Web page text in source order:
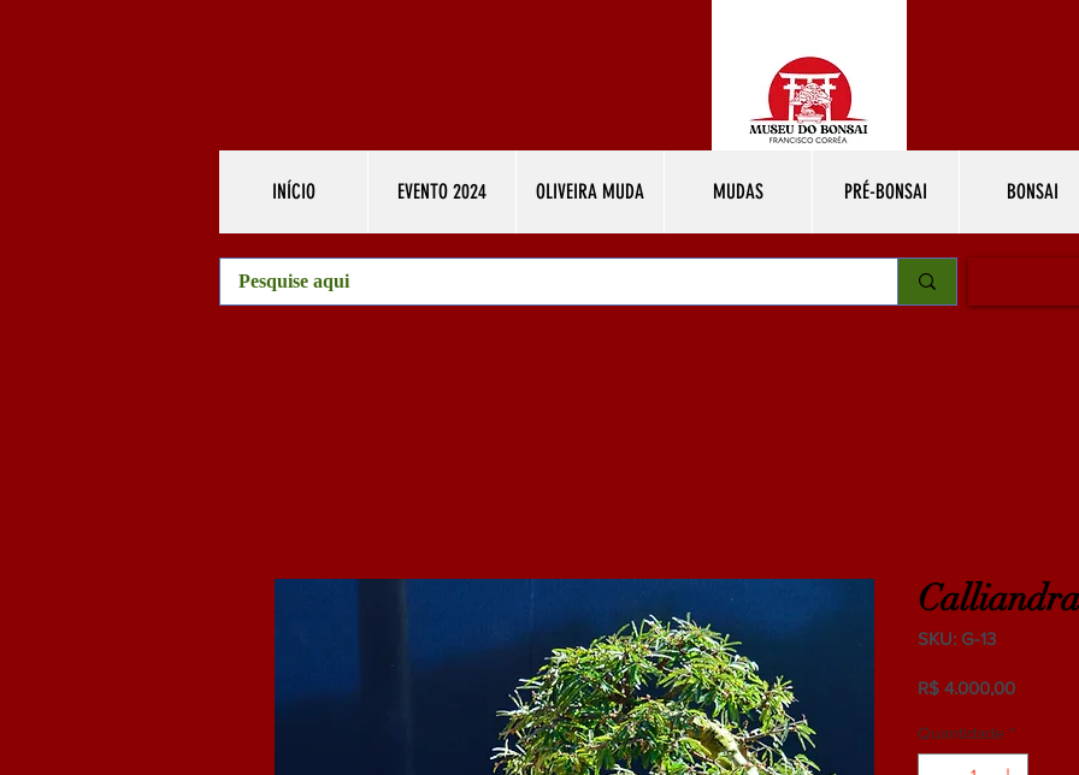
INÍCIO EVENTO 2024 OLIVEIRA MUDA MUDAS PRÉ-BONSAI BONSAI
Calliandra
SKU: G-13
R$ 4.000,00Preço
Quantidade *